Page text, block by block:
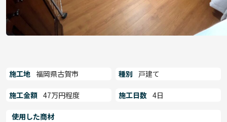
施工地 福岡県古賀市 種別 戸建て
施工金額 47万円程度 施工日数 4日
使用した商材